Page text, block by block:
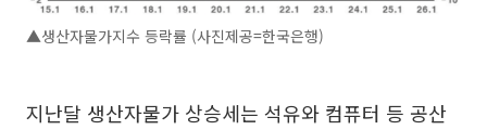
▲생산자물가지수 등락률 (사진제공=한국은행)
지난달 생산자물가 상승세는 석유와 컴퓨터 등 공산